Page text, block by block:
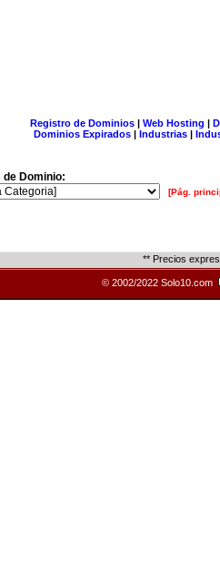
Registro de Dominios| Web Hosting |
Dominios Expirados | Industrias |
Dominio:
[Pág.
** Precios
© 2002/2022 Solo10.com